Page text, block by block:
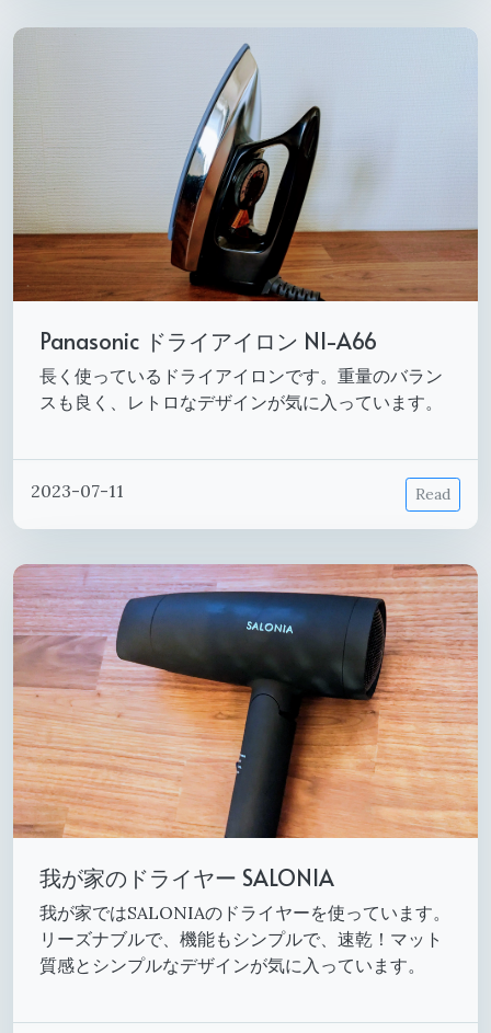
Panasonic ドライアイロン NI-A66
長く使っているドライアイロンです。重量のバラン
スも良く、レトロなデザインが気に入っています。
2023-07-11 Read
我が家のドライヤー SALONIA
我が家ではSALONIAのドライヤーを使っています。
リーズナブルで、機能もシンプルで、速乾！マット
質感とシンプルなデザインが気に入っています。